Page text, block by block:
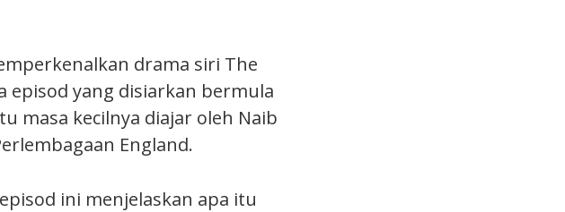
drama siri The
episod yang disiarkan bermula
masa kecilnya diajar oleh Naib
England.
ini menjelaskan apa itu